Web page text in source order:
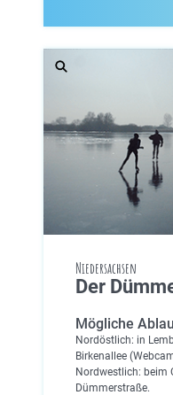
Niedersachsen
Der
Mögliche
Nordöstlich: in
Birkenallee
Nordwestlich: beim
Dümmerstraße.